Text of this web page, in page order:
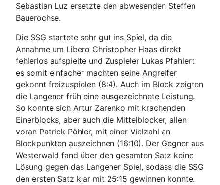
Sebastian Luz ersetzte den abwesenden Steffen
Bauerochse.
Die SSG startete sehr gut ins Spiel, da die
Annahme um Libero Christopher Haas direkt
fehlerlos aufspielte und Zuspieler Lukas Pfahlert
es somit einfacher machten seine Angreifer
gekonnt freizuspielen (8:4). Auch im Block zeigten
die Langener früh eine ausgezeichnete Leistung.
So konnte sich Artur Zarenko mit krachenden
Einerblocks, aber auch die Mittelblocker, allen
voran Patrick Pöhler, mit einer Vielzahl an
Blockpunkten auszeichnen (16:10). Der Gegner aus
Westerwald fand über den gesamten Satz keine
Lösung gegen das Langener Spiel, sodass die SSG
den ersten Satz klar mit 25:15 gewinnen konnte.